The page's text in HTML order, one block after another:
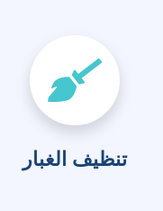
تنظيف الغبار